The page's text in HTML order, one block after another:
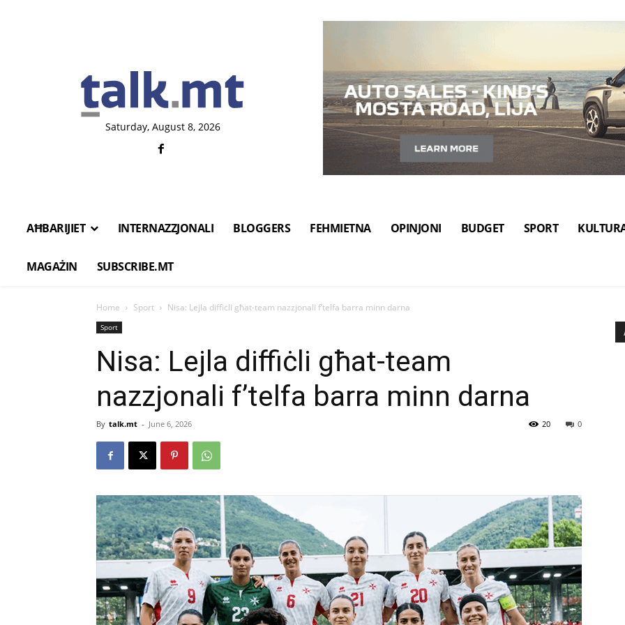
Saturday, August 8, 2026
AĦBARIJIET INTERNAZZJONALI BLOGGERS FEHMIETNA OPINJONI BUDGET SPORT
MAGAŻIN SUBSCRIBE.MT
Home Sport Nisa: Lejla diffiċli għat-team nazzjonali f’telfa barra minn darna
Sport
Nisa: Lejla diffiċli għat-team
nazzjonali f’telfa barra minn darna
By talk.mt - June 6, 2026 0
20